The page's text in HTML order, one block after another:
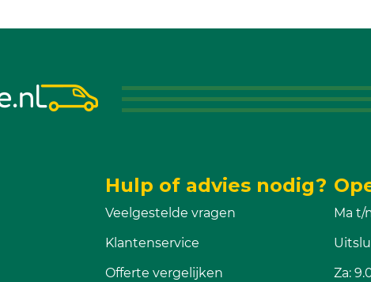
Hulp of advies nodig?
Veelgestelde vragen
Klantenservice
Offerte vergelijken
Ma t/
Za: